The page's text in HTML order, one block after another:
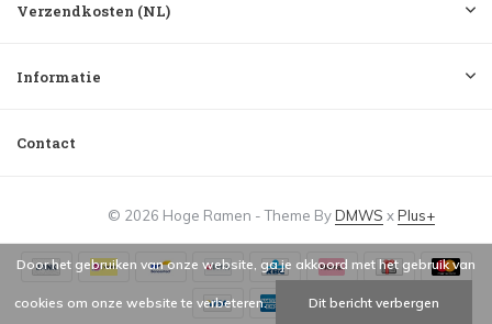
Verzendkosten (NL)
Informatie
Contact
© 2026 Hoge Ramen - Theme ByDMWS xPlus+
Door het gebruiken van onze website, ga je akkoord met het gebruik van
cookies om onze website te verbeteren. Dit bericht verbergen